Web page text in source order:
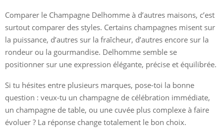
Comparer le Champagne Delhomme à d’autres maisons, c’est
surtout comparer des styles. Certains champagnes misent sur
la puissance, d’autres sur la fraîcheur, d’autres encore sur la
rondeur ou la gourmandise. Delhomme semble se
positionner sur une expression élégante, précise et équilibrée.
Si tu hésites entre plusieurs marques, pose-toi la bonne
question : veux-tu un champagne de célébration immédiate,
un champagne de table, ou une cuvée plus complexe à faire
évoluer ? La réponse change totalement le bon choix.